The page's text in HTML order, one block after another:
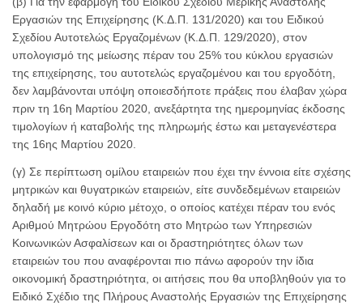
Εργασιών της Επιχείρησης (Κ.Δ.Π. 131/2020) και του Ειδικού
Σχεδίου Αυτοτελώς Εργαζομένων (Κ.Δ.Π. 129/2020), στον
υπολογισμό της μείωσης πέραν του 25% του κύκλου εργασιών
της επιχείρησης, του αυτοτελώς εργαζομένου και του εργοδότη,
δεν λαμβάνονται υπόψη οποιεσδήποτε πράξεις που έλαβαν χώρα
πριν τη 16η Μαρτίου 2020, ανεξάρτητα της ημερομηνίας έκδοσης
τιμολογίων ή καταβολής της πληρωμής έστω και μεταγενέστερα
της 16ης Μαρτίου 2020.
(γ) Σε περίπτωση ομίλου εταιρειών που έχει την έννοια είτε σχέσης
μητρικών και θυγατρικών εταιρειών, είτε συνδεδεμένων εταιρειών
δηλαδή με κοινό κύριο μέτοχο, ο οποίος κατέχει πέραν του ενός
Αριθμού Μητρώου Εργοδότη στο Μητρώο των Υπηρεσιών
Κοινωνικών Ασφαλίσεων και οι δραστηριότητες όλων των
εταιρειών του που αναφέρονται πιο πάνω αφορούν την ίδια
οικονομική δραστηριότητα, οι αιτήσεις που θα υποβληθούν για το
Ειδικό Σχέδιο της Πλήρους Αναστολής Εργασιών της Επιχείρησης